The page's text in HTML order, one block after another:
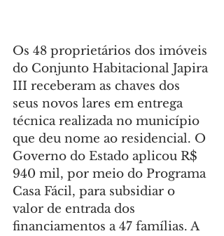
Os 48 proprietários dos imóveis
do Conjunto Habitacional Japira
III receberam as chaves dos
seus novos lares em entrega
técnica realizada no município
que deu nome ao residencial. O
Governo do Estado aplicou R$
940 mil, por meio do Programa
Casa Fácil, para subsidiar o
valor de entrada dos
financiamentos a 47 famílias. A